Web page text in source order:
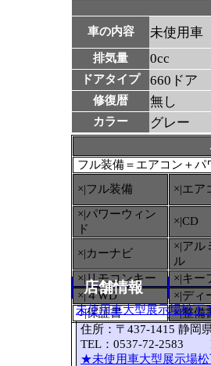
車の内容
未使用車
排気量 0cc
ドアタイプ 660ドア
修復暦 無し
カラー グレー
フル装備＝エアコン＋パ
×|フル装備
×|エア
×|パワーウィン
ド
×|CD
×|カーナビ
×|アル
ル
×|リモコンキー
×|キー
×|４WD
×|ディ
○|保証書 ×|整備
店舗情報
未使用車大型展示場松下
住所：〒437-1415 静岡
TEL：0537-72-2583
★未使用車大型展示場松